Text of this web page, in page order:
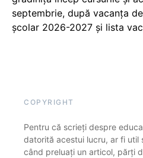
septembrie, după vacanța
școlar 2026-2027 și lista
COPYRIGHT
Pentru că scrieți despre
datorită acestui lucru, ar fi util
când preluați un articol, părți